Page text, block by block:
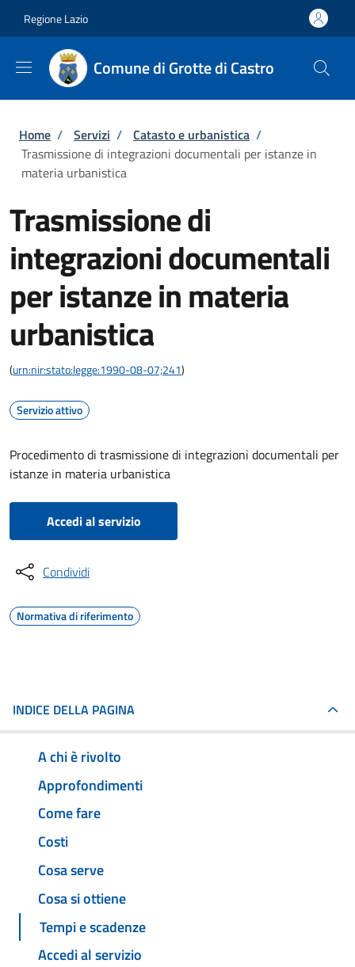
Regione Lazio
Comune di Grotte di Castro
Briciole di pane
Home / Servizi / Catasto e urbanistica /
Trasmissione di integrazioni documentali per istanze in
materia urbanistica
Trasmissione di
integrazioni documentali
per istanze in materia
urbanistica
(urn:nir:stato:legge:1990-08-07;241)
Servizio attivo
Procedimento di trasmissione di integrazioni documentali per
istanze in materia urbanistica
Accedi al servizio
Condividi
Normativa di riferimento
INDICE DELLA PAGINA
A chi è rivolto
Approfondimenti
Come fare
Costi
Cosa serve
Cosa si ottiene
Tempi e scadenze
Accedi al servizio